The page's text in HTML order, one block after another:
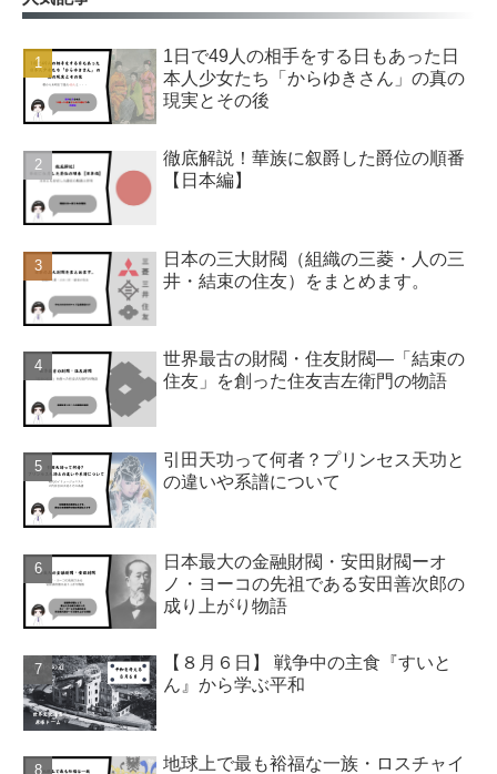
1日で49人の相手をする日もあった日
本人少女たち「からゆきさん」の真の
現実とその後
徹底解説！華族に叙爵した爵位の順番
【日本編】
日本の三大財閥（組織の三菱・人の三
井・結束の住友）をまとめます。
世界最古の財閥・住友財閥―「結束の
住友」を創った住友吉左衛門の物語
引田天功って何者？プリンセス天功と
の違いや系譜について
日本最大の金融財閥・安田財閥ーオ
ノ・ヨーコの先祖である安田善次郎の
成り上がり物語
【８月６日】 戦争中の主食『すいと
ん』から学ぶ平和
地球上で最も裕福な一族・ロスチャイ